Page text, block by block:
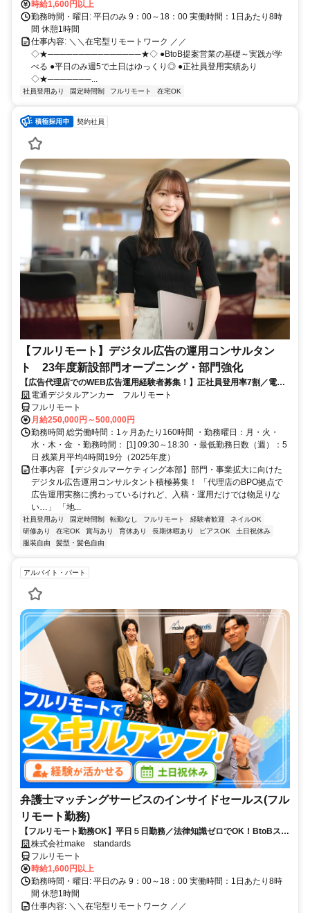
時給1,600円以上
勤務時間・曜日: 平日のみ 9：00～18：00 実働時間：1日あたり8時
間 休憩1時間
仕事内容: ＼＼在宅型リモートワーク ／／
◇★───────────────★◇ ●BtoB提案営業の基礎～実践が学
べる ●平日のみ週5で土日はゆっくり◎ ●正社員登用実績あり
◇★───────...
社員登用あり 固定時間制 フルリモート 在宅OK
契約社員
【フルリモート】デジタル広告の運用コンサルタン
ト 23年度新設部門オープニング・部門強化
【広告代理店でのWEB広告運用経験者募集！】正社員登用率7割／電通
G／全国×完全在宅／年休126日・土日祝休み／残業月平均4時間19分
電通デジタルアンカー フルリモート
フルリモート
月給250,000円～500,000円
勤務時間 総労働時間：1ヶ月あたり160時間 ・勤務曜日：月・火・
水・木・金 ・勤務時間： [1] 09:30～18:30 ・最低勤務日数（週）：5
日 残業月平均4時間19分（2025年度）
仕事内容 【デジタルマーケティング本部】部門・事業拡大に向けた
デジタル広告運用コンサルタント積極募集！ 「代理店のBPO拠点で
広告運用実務に携わっているけれど、入稿・運用だけでは物足りな
い…」 「地...
社員登用あり 固定時間制 転勤なし フルリモート 経験者歓迎
ネイルOK
研修あり
在宅OK 賞与あり 育休あり 長期休暇あり ピアスOK
土日祝休み
服装自由
髪型・髪色自由
アルバイト・パート
弁護士マッチングサービスのインサイドセールス(フル
リモート勤務)
【フルリモート勤務OK】平日５日勤務／法律知識ゼロでOK！BtoBスキ
ルが身につく営業職
株式会社make standards
フルリモート
時給1,600円以上
勤務時間・曜日: 平日のみ 9：00～18：00 実働時間：1日あたり8時
間 休憩1時間
仕事内容: ＼＼在宅型リモートワーク ／／